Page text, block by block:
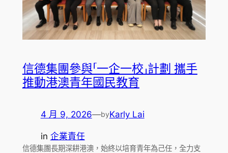
信德集團參與「一企一校」計劃 攜手
推動港澳青年國民教育
4 月 9, 2026—byKarly Lai
in 企業責任
信德集團長期深耕港澳，始終以培育青年為己任，全力支